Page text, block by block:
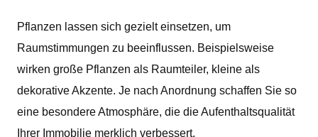
Pflanzen lassen sich gezielt einsetzen, um
Raumstimmungen zu beeinflussen. Beispielsweise
wirken große Pflanzen als Raumteiler, kleine als
dekorative Akzente. Je nach Anordnung schaffen Sie so
eine besondere Atmosphäre, die die Aufenthaltsqualität
Ihrer Immobilie merklich verbessert.